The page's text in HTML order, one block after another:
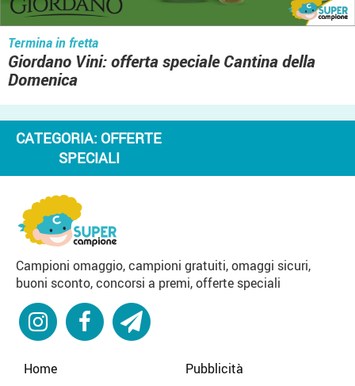
Termina in fretta
Giordano Vini: offerta speciale Cantina della
Domenica
CATEGORIA: OFFERTE
SPECIALI
Campioni omaggio, campioni gratuiti, omaggi sicuri,
buoni sconto, concorsi a premi, offerte speciali
Home
Pubblicità